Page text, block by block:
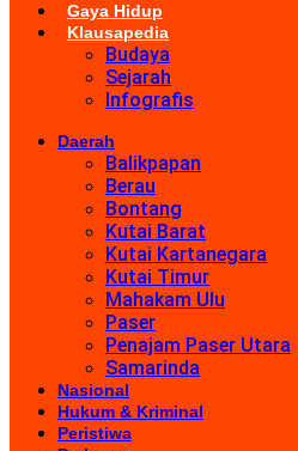
Gaya Hidup
Klausapedia
Budaya
Sejarah
Infografis
Daerah
Balikpapan
Berau
Bontang
Kutai Barat
Kutai Kartanegara
Kutai Timur
Mahakam Ulu
Paser
Penajam Paser Utara
Samarinda
Nasional
Hukum & Kriminal
Peristiwa